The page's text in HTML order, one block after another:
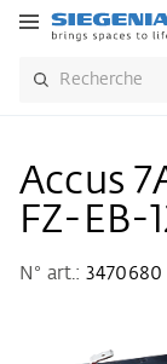
Accus
FZ-EB-
N° art.: 3470680